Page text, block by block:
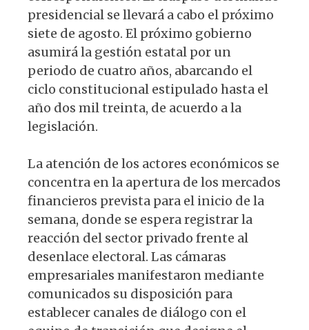
presidencial se llevará a cabo el próximo
siete de agosto. El próximo gobierno
asumirá la gestión estatal por un
periodo de cuatro años, abarcando el
ciclo constitucional estipulado hasta el
año dos mil treinta, de acuerdo a la
legislación.
La atención de los actores económicos se
concentra en la apertura de los mercados
financieros prevista para el inicio de la
semana, donde se espera registrar la
reacción del sector privado frente al
desenlace electoral. Las cámaras
empresariales manifestaron mediante
comunicados su disposición para
establecer canales de diálogo con el